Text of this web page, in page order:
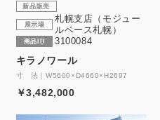
新品販売
展示場
札幌支店（モジュー
ルベース札幌）
商品ID 3100084
キラノワール
寸 法｜W5600×D4660×H2697
￥3,482,000